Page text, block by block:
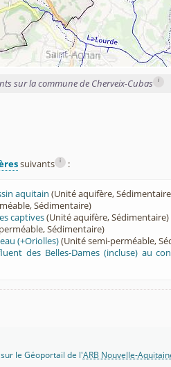
sur la commune de Cherveix-Cubas i
suivants i :
aquitain (Unité aquifère,
Sédimentaire)
captives(Unité aquifère, Sédimentaire)
Sédimentaire)
(+Oriolles)(Unité semi-perméable,
des Belles-Dames (incluse) au
le Géoportail de l'ARB Nouvelle-